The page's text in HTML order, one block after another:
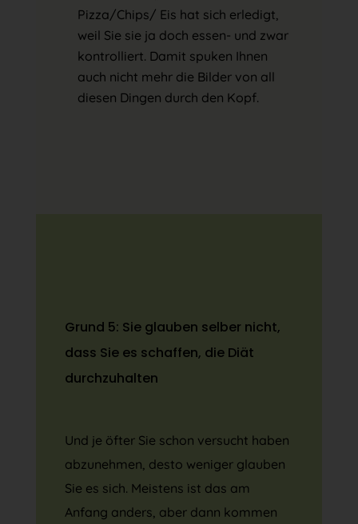
Pizza/Chips/ Eis hat sich erledigt,
weil Sie sie ja doch essen- und zwar
kontrolliert. Damit spuken Ihnen
auch nicht mehr die Bilder von all
diesen Dingen durch den Kopf.
Grund 5: Sie glauben selber nicht,
dass Sie es schaffen, die Diät
durchzuhalten
Und je öfter Sie schon versucht haben
abzunehmen, desto weniger glauben
Sie es sich. Meistens ist das am
Anfang anders, aber dann kommen